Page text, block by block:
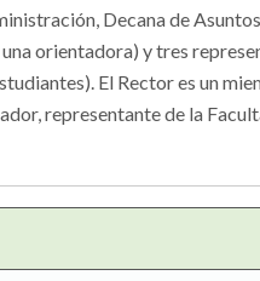
Decana de
orientadora) y tres
El Rector es un
representante de la